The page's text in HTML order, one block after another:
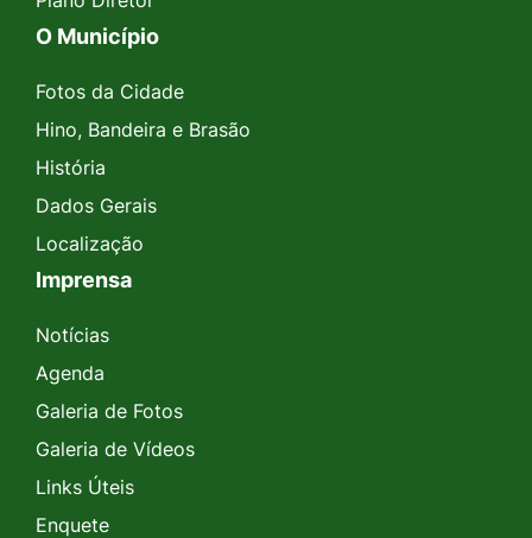
O Município
Fotos da Cidade
Hino, Bandeira e Brasão
História
Dados Gerais
Localização
Imprensa
Notícias
Agenda
Galeria de Fotos
Galeria de Vídeos
Links Úteis
Enquete